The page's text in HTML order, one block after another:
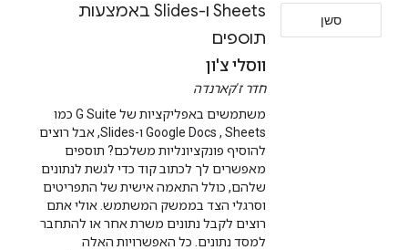
סשן
Sheets ו-Slides באמצעות
תוספים
ווסלי צ'ון
חדר ז'קארנדה
משתמשים באפליקציות של G Suite כמו
Google Docs , Sheets ו-Slides, אבל רוצים
להוסיף פונקציונליות משלכם? תוספים
מאפשרים לך לכתוב קוד כדי לגשת לנתונים
שלהם, כולל התאמה אישית של התפריטים
וסרגלי הצד בממשק המשתמש. אולי אתם
רוצים לקבל נתונים משרת אחר או להתחבר
למסד נתונים. כל האפשרויות האלה